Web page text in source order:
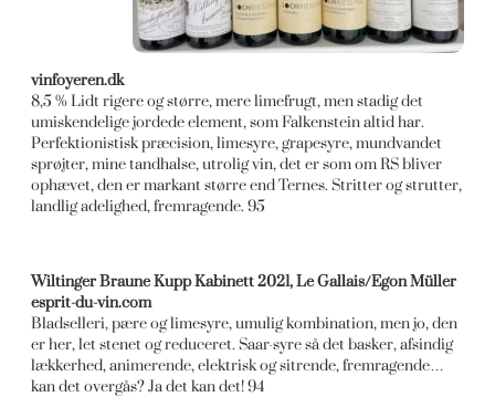
vinfoyeren.dk
8,5 % Lidt rigere og større, mere limefrugt, men stadig det
umiskendelige jordede element, som Falkenstein altid har.
Perfektionistisk præcision, limesyre, grapesyre, mundvandet
sprøjter, mine tandhalse, utrolig vin, det er som om RS bliver
ophævet, den er markant større end Ternes. Stritter og strutter,
landlig adelighed, fremragende. 95
Wiltinger Braune Kupp Kabinett 2021, Le Gallais/Egon Müller
esprit-du-vin.com
Bladselleri, pære og limesyre, umulig kombination, men jo, den
er her, let stenet og reduceret. Saar-syre så det basker, afsindig
lækkerhed, animerende, elektrisk og sitrende, fremragende…
kan det overgås? Ja det kan det! 94